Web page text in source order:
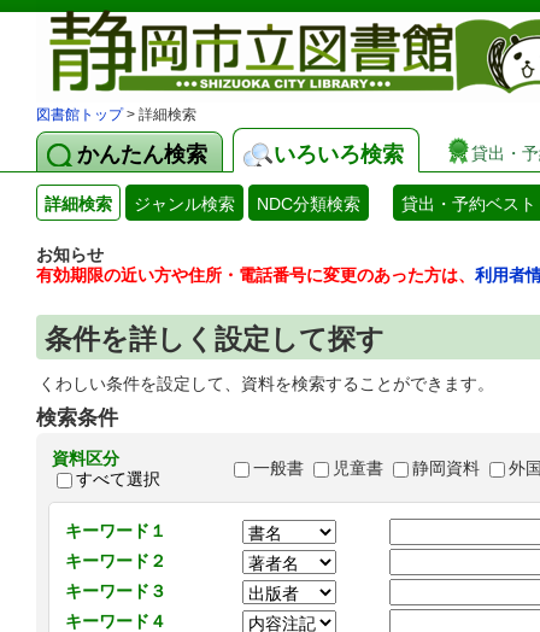
図書館トップ> 詳細検索
かんたん検索 いろいろ検索 貸出・
詳細検索 ジャンル検索 NDC分類検索 貸出・予約ベスト
お知らせ
有効期限の近い方や住所・電話番号に変更のあった方は、 利用者
条件を詳しく設定して探す
くわしい条件を設定して、資料を検索することができます。
検索条件
資料区分
すべて選択
一般書 児童書 静岡資料 外
キーワード１
キーワード２
キーワード３
キーワード４